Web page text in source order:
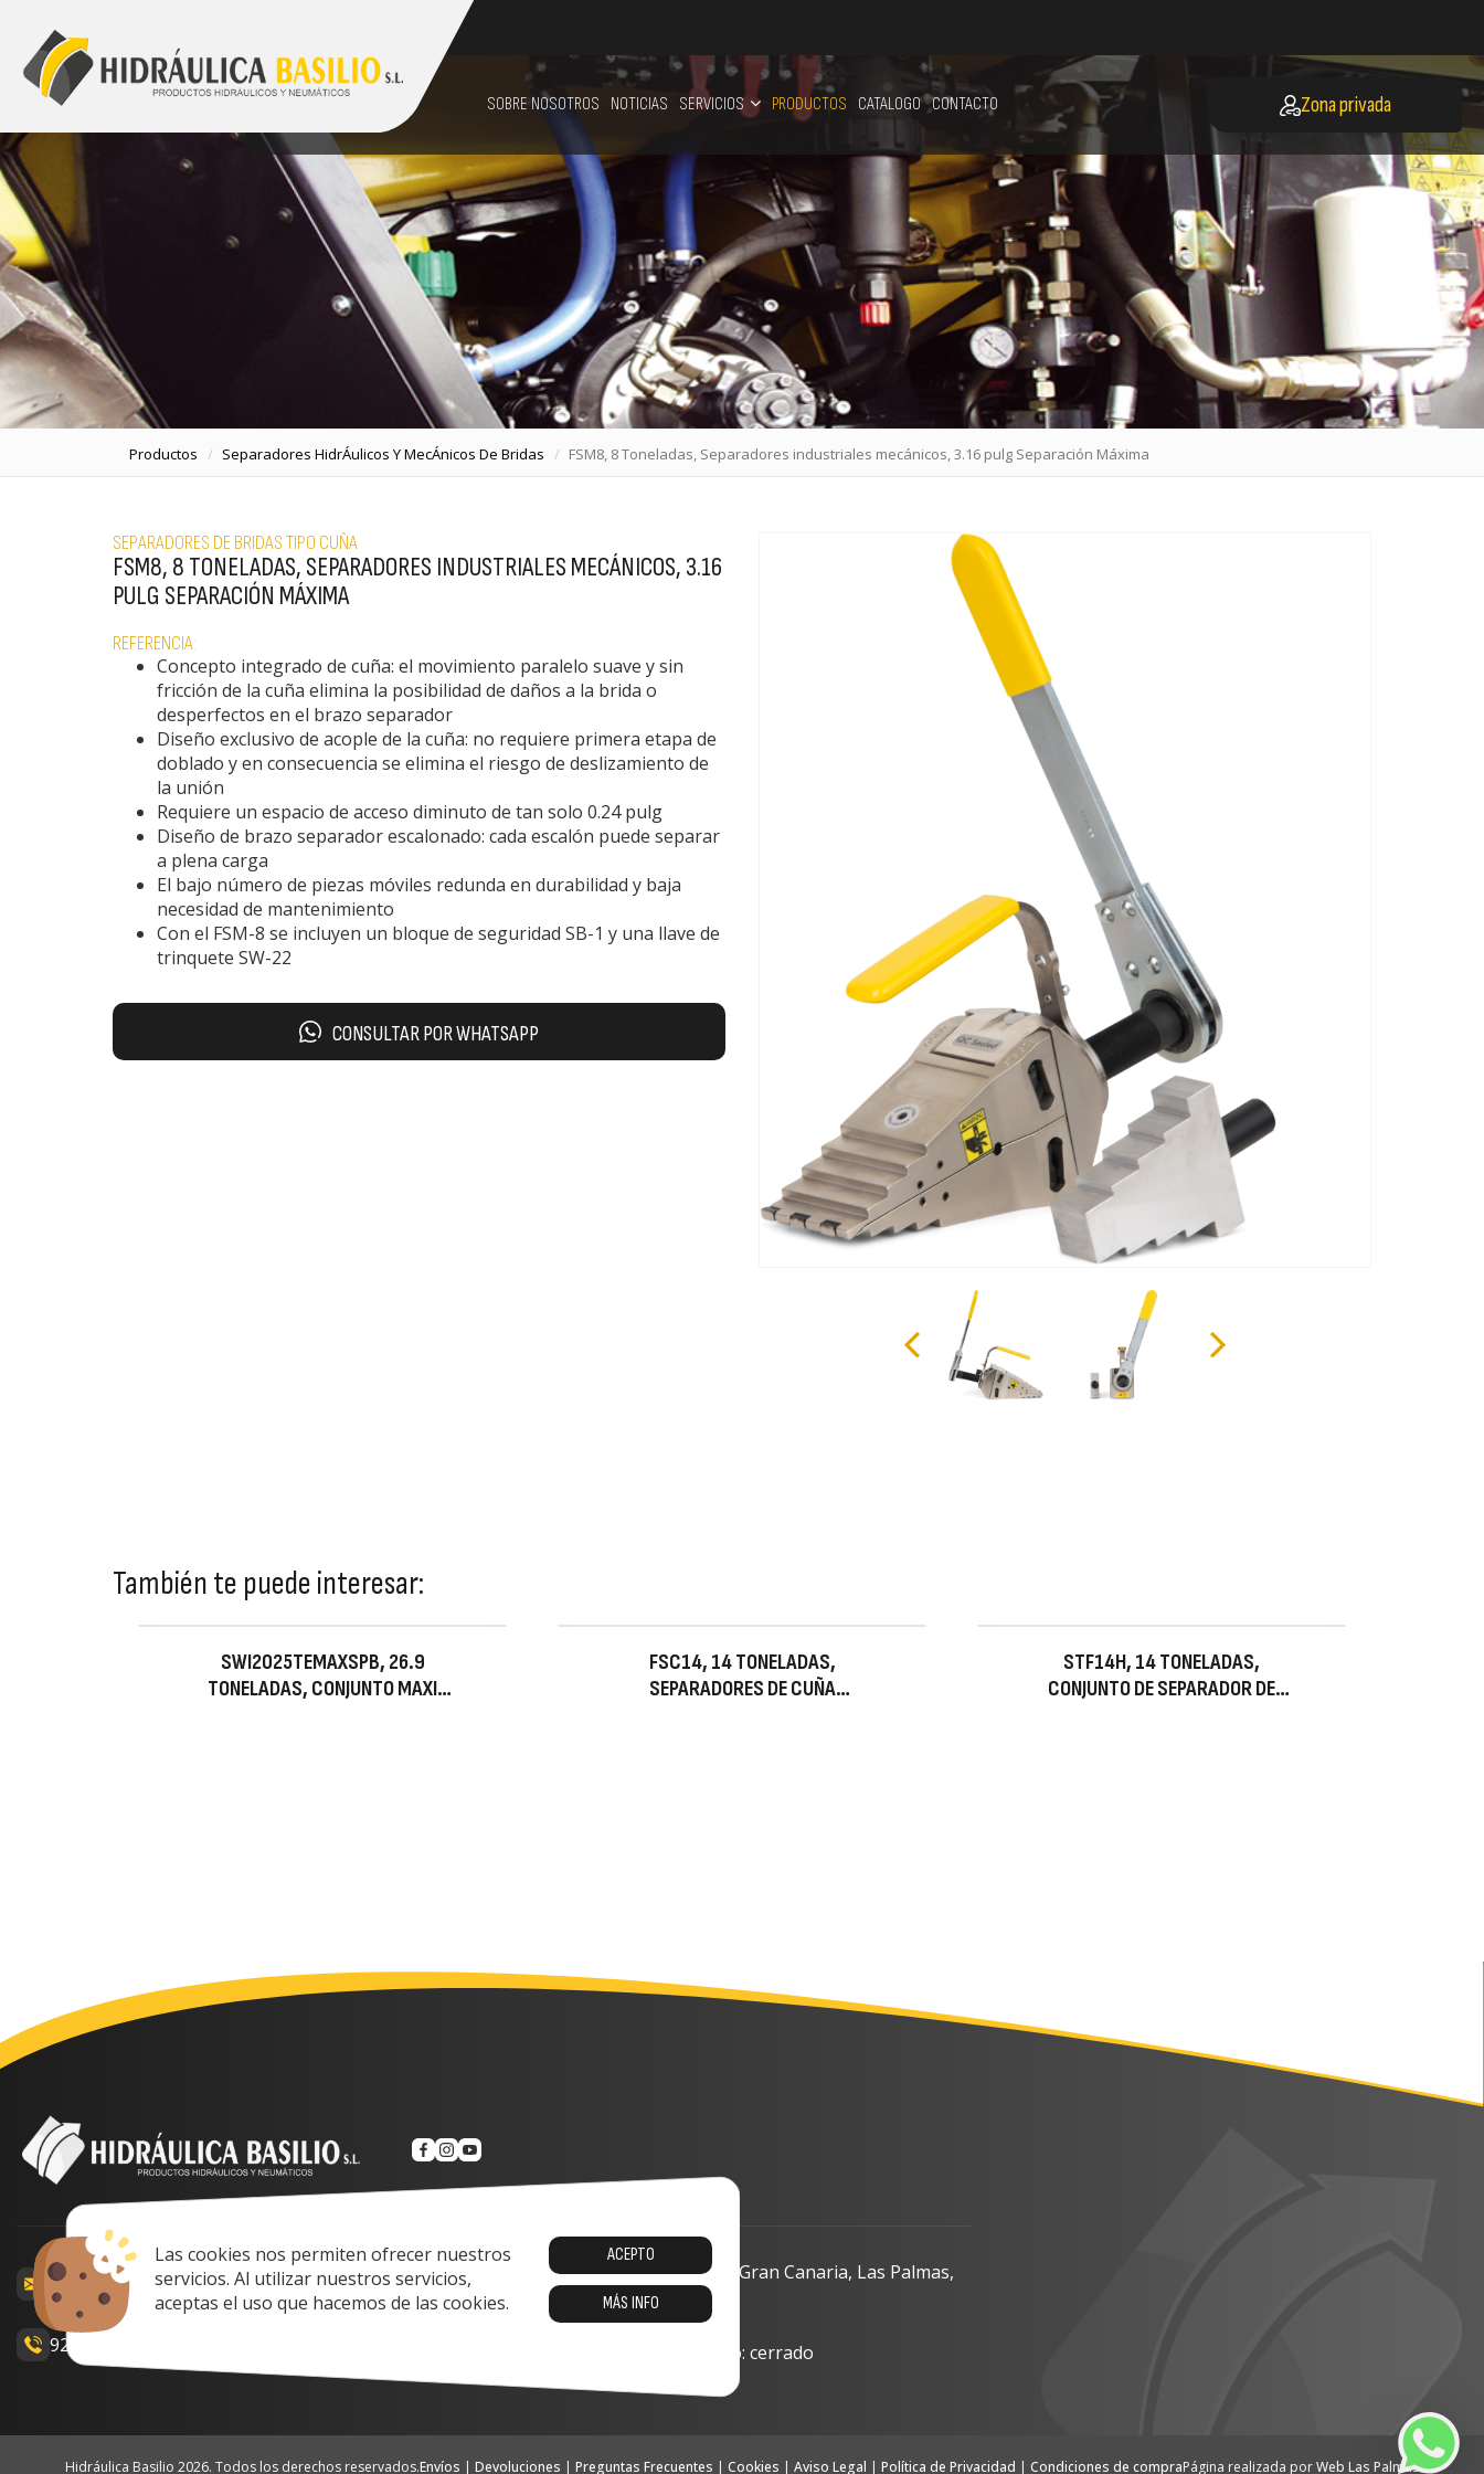
Las cookies nos permiten ofrecer nuestros
servicios. Al utilizar nuestros servicios,
aceptas el uso que hacemos de las cookies.
ACEPTO
MÁS INFO
928 48 89 99
SOBRE NOSOTROS NOTICIAS SERVICIOS PRODUCTOS CATALOGO CONTACTO Zona privada
Productos Separadores HidrÁulicos Y MecÁnicos De Bridas FSM8, 8 Toneladas, Separadores industriales mecánicos, 3.16 pulg Separación Máxima
SEPARADORES DE BRIDAS TIPO CUÑA
FSM8, 8 TONELADAS, SEPARADORES INDUSTRIALES MECÁNICOS, 3.16
PULG SEPARACIÓN MÁXIMA
REFERENCIA:
Concepto integrado de cuña: el movimiento paralelo suave y sin
fricción de la cuña elimina la posibilidad de daños a la brida o
desperfectos en el brazo separador
Diseño exclusivo de acople de la cuña: no requiere primera etapa de
doblado y en consecuencia se elimina el riesgo de deslizamiento de
la unión
Requiere un espacio de acceso diminuto de tan solo 0.24 pulg
Diseño de brazo separador escalonado: cada escalón puede separar
a plena carga
El bajo número de piezas móviles redunda en durabilidad y baja
necesidad de mantenimiento
Con el FSM-8 se incluyen un bloque de seguridad SB-1 y una llave de
trinquete SW-22
CONSULTAR POR WHATSAPP
También te puede interesar:
SWI2025TEMAXSPB, 26.9
TONELADAS, CONJUNTO MAXI
FSC14, 14 TONELADAS,
SEPARADORES DE CUÑA
STF14H, 14 TONELADAS,
CONJUNTO DE SEPARADOR DE
comercial@hidraulicabasilio.com
928 48 89 99
Calle Prof. Lozano, 13-15, 35008 Las Palmas de Gran Canaria, Las Palmas,
Spain
Lunes a Viernes: 8:00 a 17:00 Sabado y domingo: cerrado
Hidráulica Basilio 2026. Todos los derechos reservados.Envíos | Devoluciones | Preguntas Frecuentes | Cookies | Aviso Legal | Política de Privacidad | Condiciones de compraPágina realizada porWeb Las Palmas